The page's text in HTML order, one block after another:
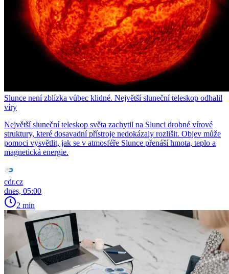
Slunce není zblízka vůbec klidné. Největší sluneční teleskop odhalil
víry
Největší sluneční teleskop světa zachytil na Slunci drobné vírové
struktury, které dosavadní přístroje nedokázaly rozlišit. Objev může
pomoci vysvětlit, jak se v atmosféře Slunce přenáší hmota, teplo a
magnetická energie.
cdr.cz
dnes, 05:00
2 min